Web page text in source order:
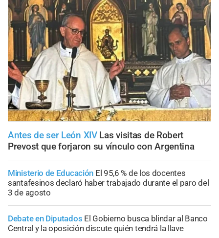
Antes de ser León XIV Las visitas de Robert
Prevost que forjaron su vínculo con Argentina
Ministerio de Educación El 95,6 % de los docentes
santafesinos declaró haber trabajado durante el paro del
3 de agosto
Debate en Diputados El Gobierno busca blindar al Banco
Central y la oposición discute quién tendrá la llave